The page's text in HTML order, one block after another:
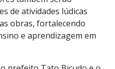
também serão
de atividades lúdicas
obras, fortalecendo
e aprendizagem em